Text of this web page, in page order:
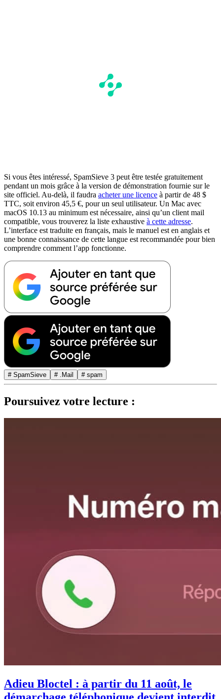
Si vous êtes intéressé, SpamSieve 3 peut être testée gratuitement
pendant un mois grâce à la version de démonstration fournie sur le
site officiel. Au-delà, il faudra acheter une licence à partir de 48 $
TTC, soit environ 45,5 €, pour un seul utilisateur. Un Mac avec
macOS 10.13 au minimum est nécessaire, ainsi qu’un client mail
compatible, vous trouverez la liste exhaustive à cette adresse.
L’interface est traduite en français, mais le manuel est en anglais et
une bonne connaissance de cette langue est recommandée pour bien
comprendre comment l’app fonctionne.
# SpamSieve # .Mail # spam
Poursuivez votre lecture :
Adieu Bloctel : à partir du 11 août, le